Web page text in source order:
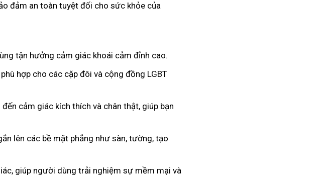
đảm an toàn tuyệt đối cho sức khỏe của
tận hưởng cảm giác khoái cảm đỉnh cao.
hợp cho các cặp đôi và cộng đồng LGBT
cảm giác kích thích và chân thật, giúp bạn
lên các bề mặt phẳng như sàn, tường, tạo
giúp người dùng trải nghiệm sự mềm mại và